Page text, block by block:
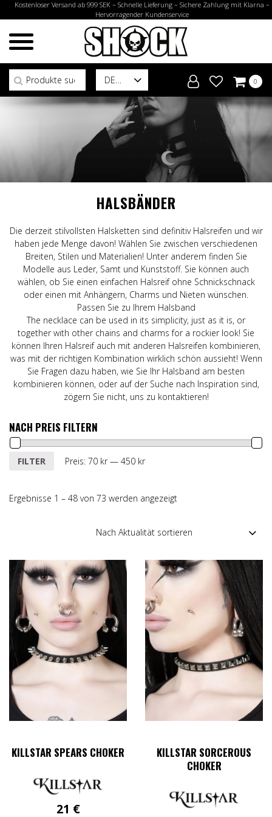
Kostenloser Versand ab 999 SEK – Schnelle Lieferung – Sichere Zahlung mit Klarna –
Hervorragender Kundenservice
DE
Suchen nach:
0
HALSBÄNDER
Die derzeit stilvollsten Halsketten sind definitiv Halsreifen und wir
haben jede Menge davon! Wählen Sie zwischen verschiedenen
Breiten, Stilen und Materialien! Unter anderem finden Sie
Modelle aus Leder, Samt und Kunststoff. Sie können auch
wählen, ob Sie einen einfachen Halsreif ohne Schnickschnack
oder einen mit Anhängern, Charms und Nieten wünschen.
Passen Sie zu Ihrem Halsband
The necklace can be used in its simplicity, just as it is, or
together with other chains and charms for a rockier look! Sie
können Ihren Halsreif auch mit anderen Halsreifen kombinieren,
was mit der richtigen Kombination wirklich schön aussieht! Wenn
Sie Fragen dazu haben, wie Sie Ihr Halsband am besten
kombinieren können, oder auf der Suche nach Inspiration sind,
zögern Sie nicht, uns zu kontaktieren!
NACH PREIS FILTERN
Min.
Max.
FILTER Preis: 70 kr— 450 kr
Ergebnisse 1 – 48 von 73 werden angezeigt
KILLSTAR SPEARS CHOKER
21 €
KILLSTAR SORCEROUS
CHOKER